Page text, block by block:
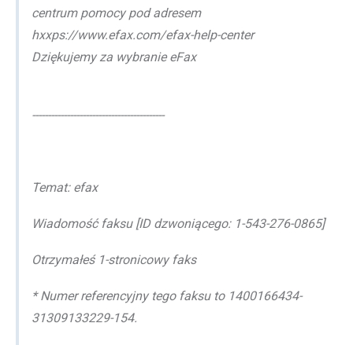
centrum pomocy pod adresem
hxxps://www.efax.com/efax-help-center
Dziękujemy za wybranie eFax
------------------------------------------
Temat: efax
Wiadomość faksu [ID dzwoniącego: 1-543-276-0865]
Otrzymałeś 1-stronicowy faks
* Numer referencyjny tego faksu to 1400166434-
31309133229-154.